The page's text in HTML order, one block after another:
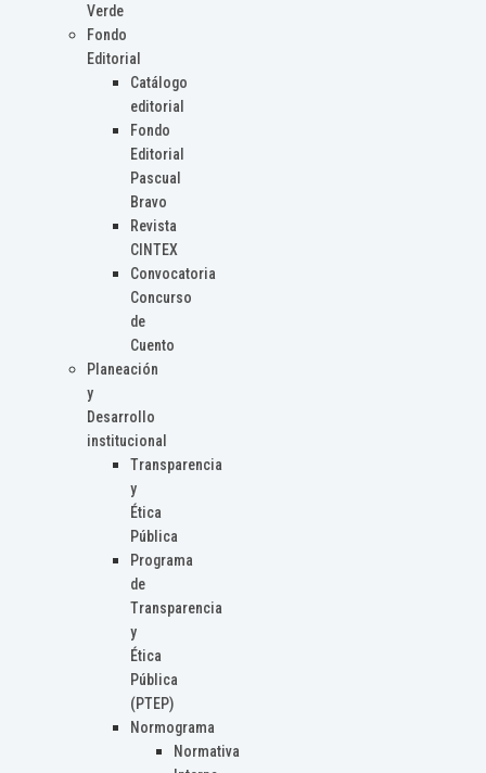
Verde
Fondo
Editorial
Catálogo
editorial
Fondo
Editorial
Pascual
Bravo
Revista
CINTEX
Convocatoria
Concurso
de
Cuento
Planeación
y
Desarrollo
institucional
Transparencia
y
Ética
Pública
Programa
de
Transparencia
y
Ética
Pública
(PTEP)
Normograma
Normativa